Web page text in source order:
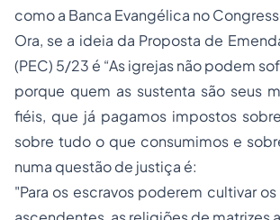
como a Banca Evangélica no
Ora, se a ideia da Proposta de
(PEC) 5/23 é “As igrejas não podem
porque quem as sustenta são seus
fiéis, que já pagamos impostos
sobre tudo o que consumimos e
numa questão de justiça é:
"Para os escravos poderem cultivar